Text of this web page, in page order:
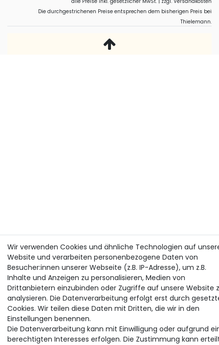
Die durchgestrichenen Preise entsprechen dem bisherigen Preis bei
Thielemann.
Wir verwenden Cookies und ähnliche Technologien auf
Website und verarbeiten personenbezogene Daten von
Besucher:innen unserer Webseite (z.B. IP-Adresse), um z.B.
Inhalte und Anzeigen zu personalisieren, Medien von
Drittanbietern einzubinden oder Zugriffe auf unsere Website
analysieren. Die Datenverarbeitung erfolgt erst durch
Cookies. Wir teilen diese Daten mit Dritten, die wir in den
Einstellungen benennen.
Die Datenverarbeitung kann mit Einwilligung oder aufgrund
berechtigten Interesses erfolgen. Die Zustimmung kann